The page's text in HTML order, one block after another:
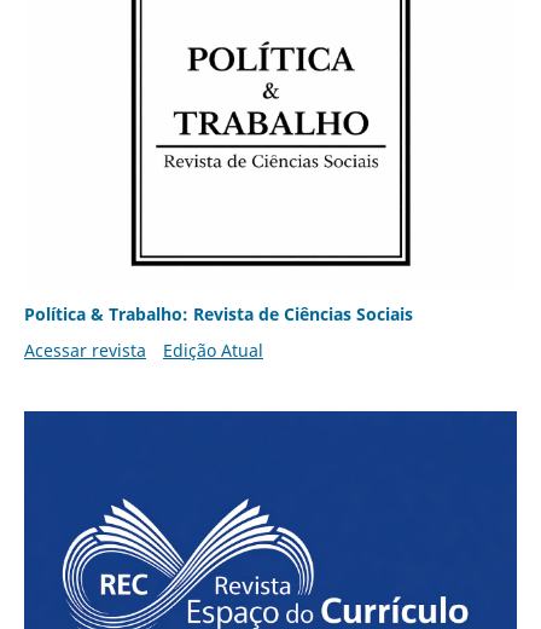
Política & Trabalho: Revista de Ciências Sociais
Acessar revista
Edição Atual